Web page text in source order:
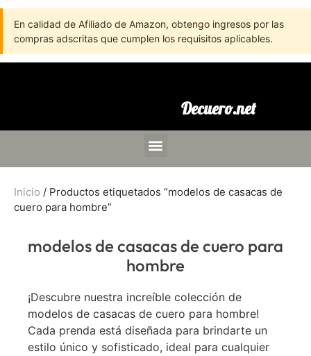
En calidad de Afiliado de Amazon, obtengo ingresos por las
compras adscritas que cumplen los requisitos aplicables.
Decuero.net
Inicio / Productos etiquetados “modelos de casacas de
cuero para hombre”
modelos de casacas de cuero para
hombre
¡Descubre nuestra increíble colección de
modelos de casacas de cuero para hombre!
Cada prenda está diseñada para brindarte un
estilo único y sofisticado, ideal para cualquier